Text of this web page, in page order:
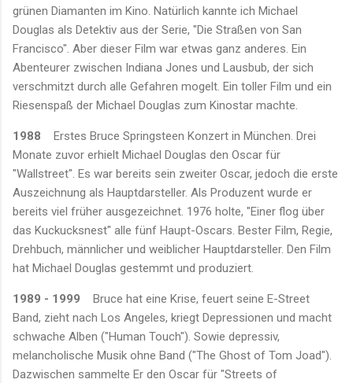
grünen Diamanten im Kino. Natürlich kannte ich Michael
Douglas als Detektiv aus der Serie, "Die Straßen von San
Francisco". Aber dieser Film war etwas ganz anderes. Ein
Abenteurer zwischen Indiana Jones und Lausbub, der sich
verschmitzt durch alle Gefahren mogelt. Ein toller Film und ein
Riesenspaß der Michael Douglas zum Kinostar machte.
1988
Erstes Bruce Springsteen Konzert in München. Drei
Monate zuvor erhielt Michael Douglas den Oscar für
"Wallstreet". Es war bereits sein zweiter Oscar, jedoch die erste
Auszeichnung als Hauptdarsteller. Als Produzent wurde er
bereits viel früher ausgezeichnet. 1976 holte, "Einer flog über
das Kuckucksnest" alle fünf Haupt-Oscars. Bester Film, Regie,
Drehbuch, männlicher und weiblicher Hauptdarsteller. Den Film
hat Michael Douglas gestemmt und produziert.
1989 - 1999 Bruce hat eine Krise, feuert seine E-Street
Band, zieht nach Los Angeles, kriegt Depressionen und macht
schwache Alben ("Human Touch"). Sowie depressiv,
melancholische Musik ohne Band ("The Ghost of Tom Joad").
Dazwischen sammelte Er den Oscar für "Streets of